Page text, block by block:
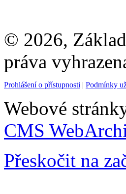
© 2026,
práva
Prohlášení o přístupnosti | Podmínky
Webové
CMS
Přeskočit na